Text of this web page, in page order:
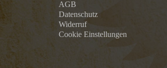
AGB
Datenschutz
Widerruf
Cookie Einstellungen